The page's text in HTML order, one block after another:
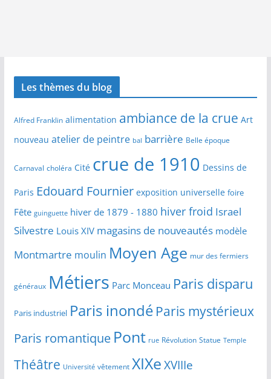
Les thèmes du blog
Alfred Franklin alimentation ambiance de la crue Art
nouveau atelier de peintre bal barrière Belle époque
Carnaval choléra Cité crue de 1910 Dessins de
Paris Edouard Fournier exposition universelle foire
Fête guinguette hiver de 1879 - 1880 hiver froid Israel
Silvestre Louis XIV magasins de nouveautés modèle
Montmartre moulin Moyen Age mur des fermiers
généraux Métiers Parc Monceau Paris disparu
Paris industriel Paris inondé Paris mystérieux
Paris romantique Pont rue Révolution Statue Temple
Théâtre Université vêtement XIXeXVIIIe